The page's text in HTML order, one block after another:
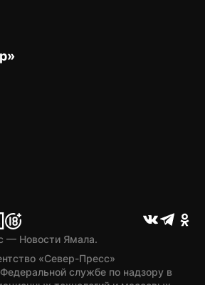
— Новости Ямала.
«Север-Пресс»
службе по надзору в